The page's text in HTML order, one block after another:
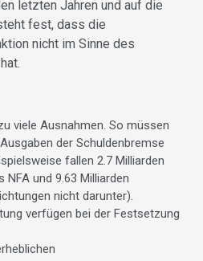
letzten Jahren und auf die
fest, dass die
nicht im Sinne des
viele Ausnahmen. So müssen
der Schuldenbremse
fallen 2.7 Milliarden
und 9.63 Milliarden
nicht darunter).
verfügen bei der Festsetzung